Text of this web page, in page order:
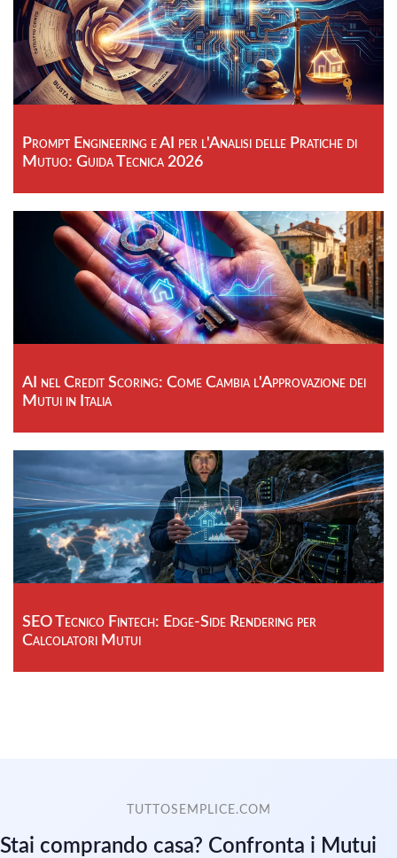
Prompt Engineering e AI per l'Analisi delle Pratiche di
Mutuo: Guida Tecnica 2026
AI nel Credit Scoring: Come Cambia l'Approvazione dei
Mutui in Italia
SEO Tecnico Fintech: Edge-Side Rendering per
Calcolatori Mutui
TUTTOSEMPLICE.COM
Stai comprando casa? Confronta i Mutui